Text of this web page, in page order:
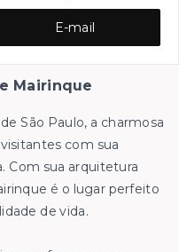
E-mail
Mairinque
São Paulo, a charmosa
com sua
Com sua arquitetura
é o lugar perfeito
de vida.